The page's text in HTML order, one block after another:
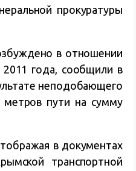
прокуратуры
в отношении
года, сообщили в
неподобающего
метров пути на сумму
в документах
транспортной